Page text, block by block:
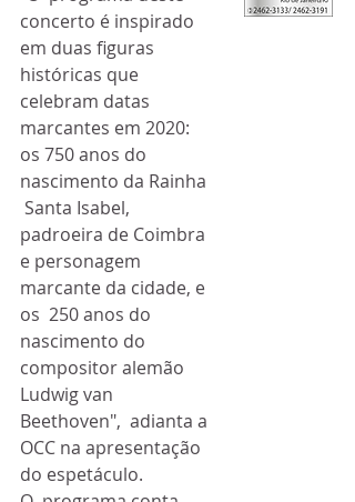
concerto é inspirado
em duas figuras
históricas que
celebram datas
marcantes em 2020:
os 750 anos do
nascimento da Rainha
Santa Isabel,
padroeira de Coimbra
e personagem
marcante da cidade, e
os  250 anos do
nascimento do
compositor alemão
Ludwig van
Beethoven",  adianta a
OCC na apresentação
do espetáculo.